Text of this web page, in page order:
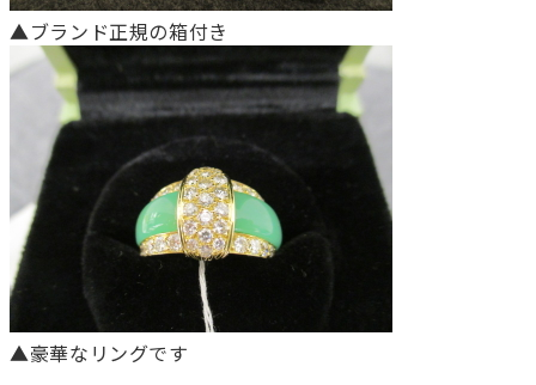
▲ブランド正規の箱付き
▲豪華なリングです